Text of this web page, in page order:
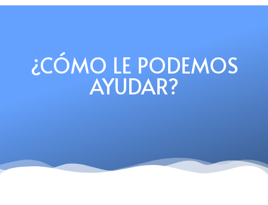
¿CÓMO LE PODEMOS
AYUDAR?